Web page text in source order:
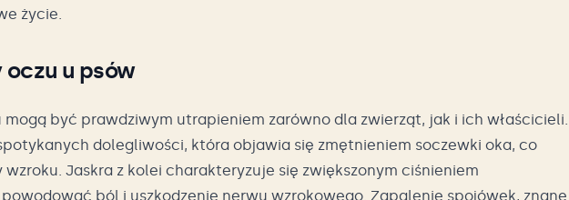
życie.
u psów
być prawdziwym utrapieniem zarówno dla zwierząt, jak i ich właścicieli.
dolegliwości, która objawia się zmętnieniem soczewki oka, co
Jaskra z kolei charakteryzuje się zwiększonym ciśnieniem
ból i uszkodzenie nerwu wzrokowego. Zapalenie spojówek, znane